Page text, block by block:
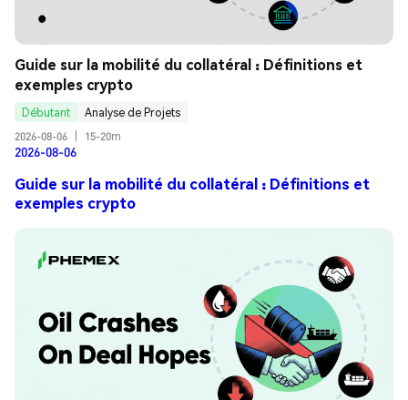
Guide sur la mobilité du collatéral : Définitions et
exemples crypto
Débutant
Analyse de Projets
2026-08-06
15-20m
2026-08-06
Guide sur la mobilité du collatéral : Définitions et
exemples crypto